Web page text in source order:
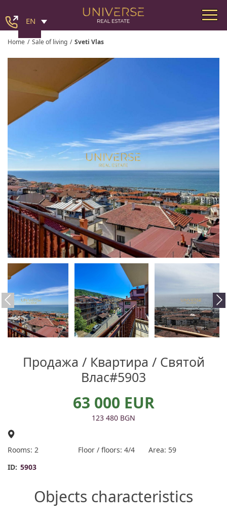
EN
Home / Sale of living / Sveti Vlas
Продажа / Квартира / Святой
Влас#5903
63 000 EUR
123 480 BGN
Rooms: 2 Floor / floors: 4/4
Area: 59
ID: 5903
Objects characteristics